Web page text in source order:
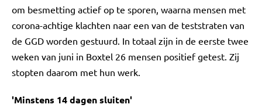
om besmetting actief op te sporen, waarna mensen met
corona-achtige klachten naar een van de teststraten van
de GGD worden gestuurd. In totaal zijn in de eerste twee
weken van juni in Boxtel 26 mensen positief getest. Zij
stopten daarom met hun werk.
'Minstens 14 dagen sluiten'